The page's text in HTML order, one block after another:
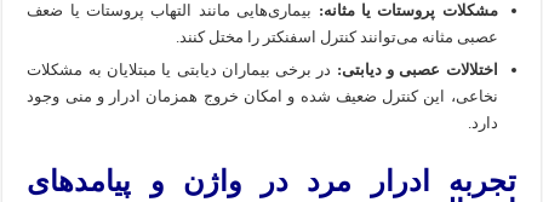
مشکلات پروستات یا مثانه: بیماری‌هایی مانند التهاب پروستات یا ضعف
عصبی مثانه می‌توانند کنترل اسفنکتر را مختل کنند.
اختلالات عصبی و دیابتی: در برخی بیماران دیابتی یا مبتلایان به مشکلات
نخاعی، این کنترل ضعیف شده و امکان خروج همزمان ادرار و منی وجود
دارد.
تجربه ادرار مرد در واژن و پیامدهای